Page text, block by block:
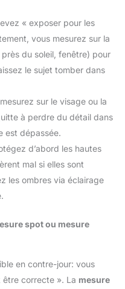
« exposer pour les
vous mesurez sur la
du soleil, fenêtre) pour
le sujet tomber dans
sur le visage ou la
à perdre du détail dans
est dépassée.
d’abord les hautes
mal si elles sont
les ombres via éclairage
spot ou mesure
en contre-jour: vous
être correcte ». La mesure